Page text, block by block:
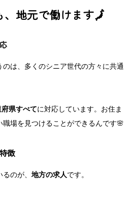
地元で働けます🗾
のは、多くのシニア世代の方々に共通
県すべてに対応しています。お住ま
場を見つけることができるんです🌸
徴
のが、 地方の求人です。